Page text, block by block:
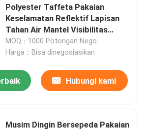
Polyester Taffeta Pakaian
Keselamatan Reflektif Lapisan
Tahan Air Mantel Visibilitas
Tinggi
MOQ：1000 Potongan Nego
Harga：Bisa dinegosiasikan
Hubungi kami
Musim Dingin Bersepeda Pakaian